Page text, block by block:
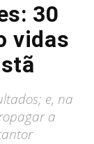
30
vidas
e, na
a